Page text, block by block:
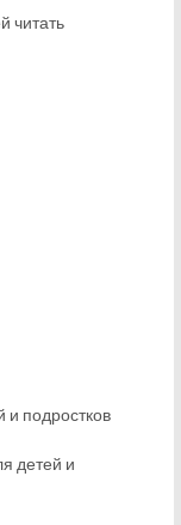
читать
и подростков
детей и